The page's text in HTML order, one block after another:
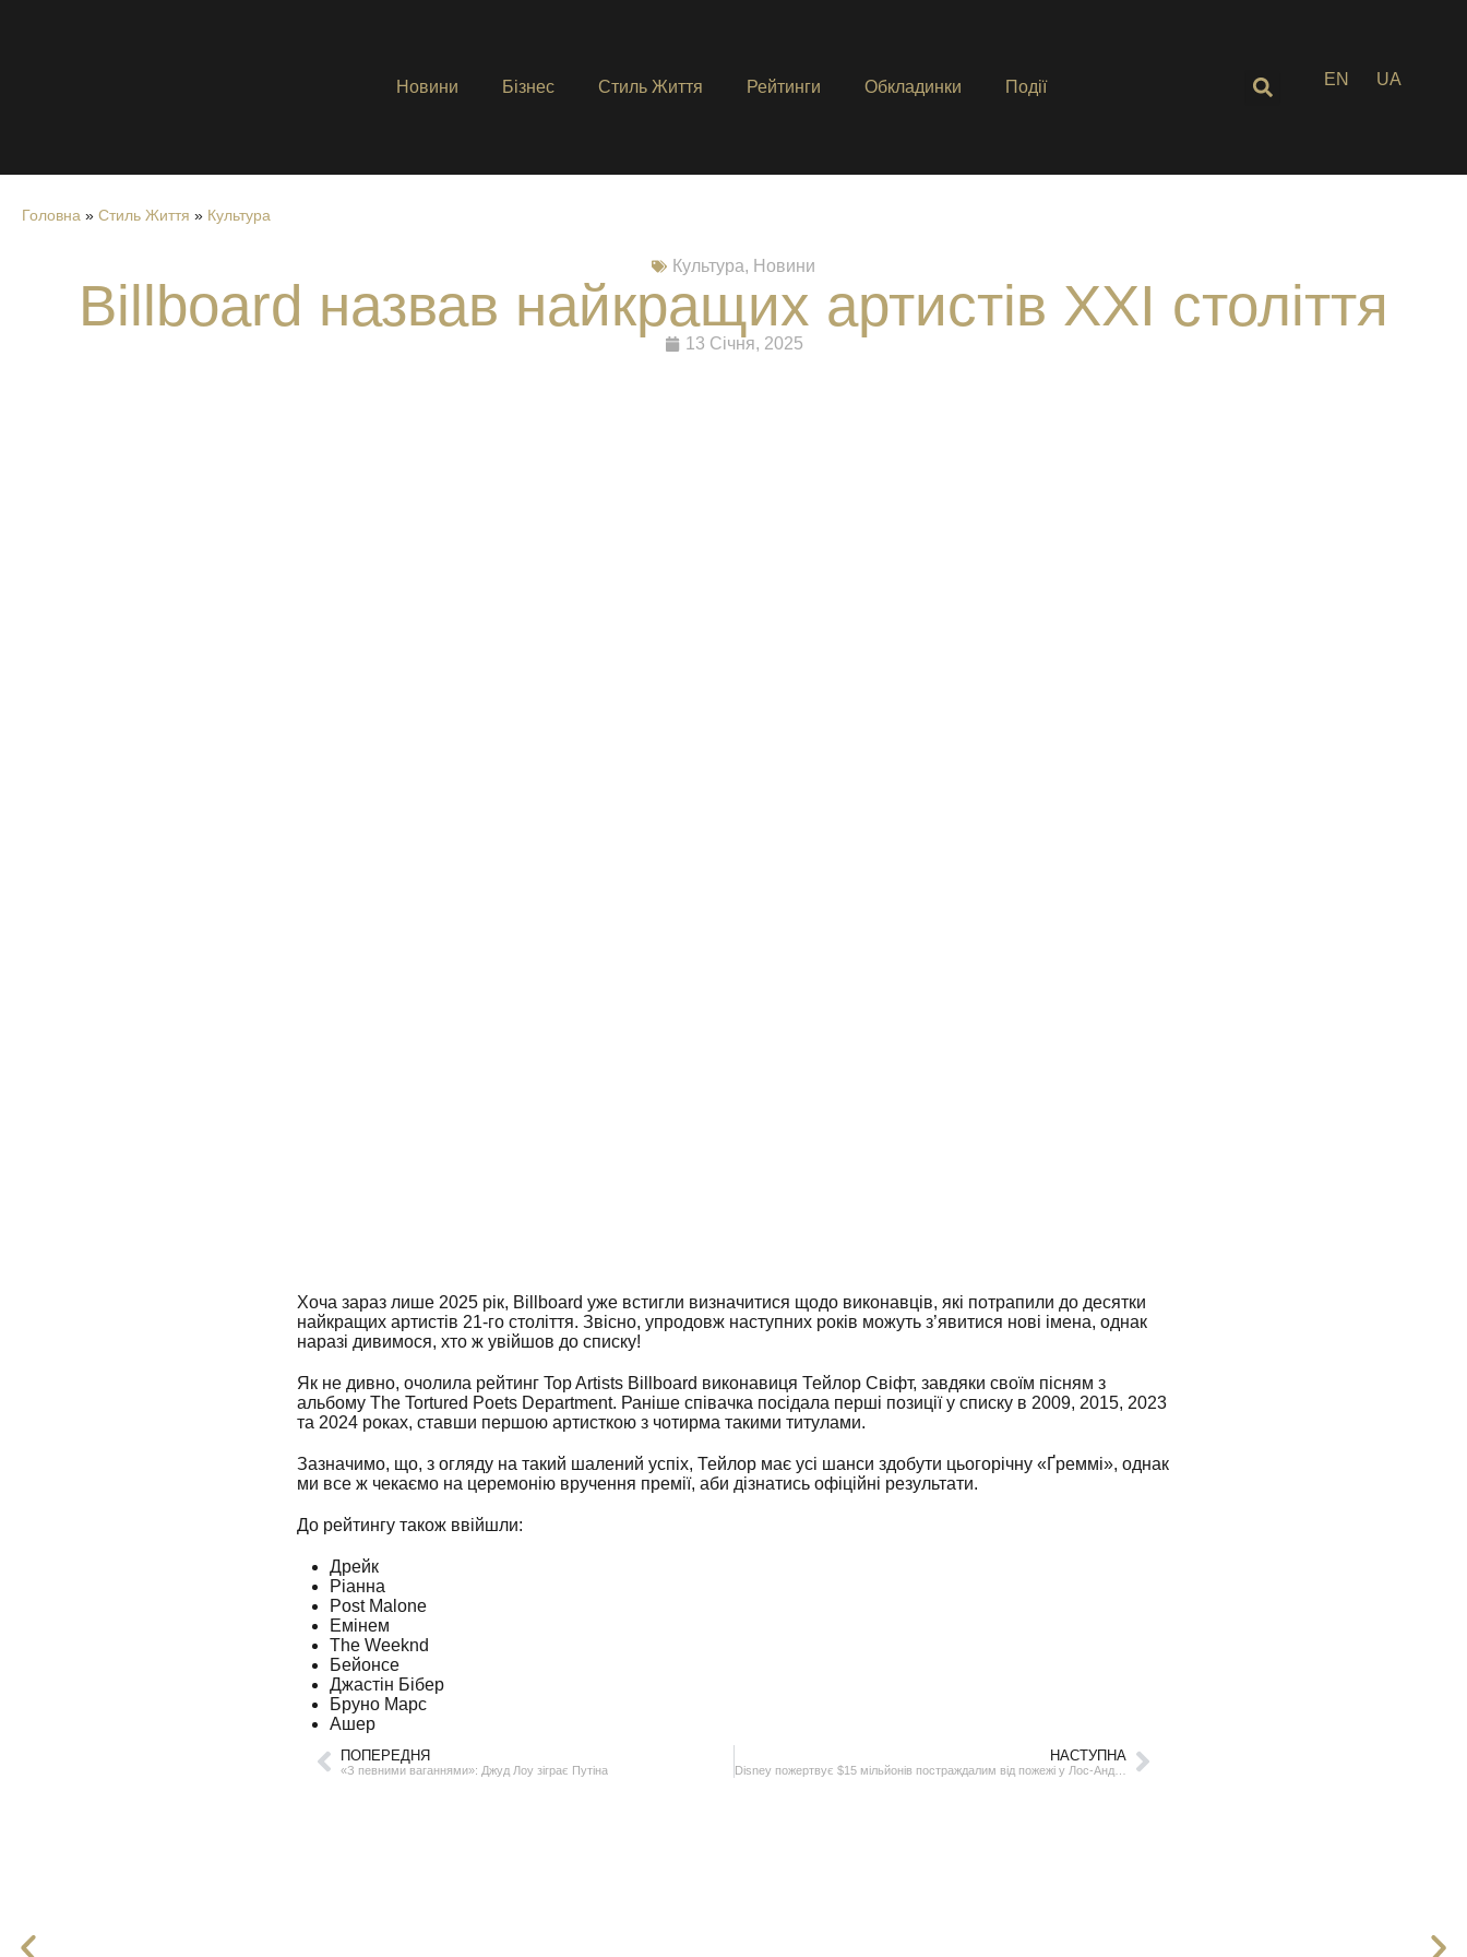
Новини Бізнес Стиль Життя Рейтинги Обкладинки Події EN UA
Головна » Стиль Життя » Культура
Культура, Новини
Billboard назвав найкращих артистів ХХІ століття
13 Січня, 2025
Хоча зараз лише 2025 рік, Billboard уже встигли визначитися щодо виконавців, які потрапили до десятки
найкращих артистів 21-го століття. Звісно, упродовж наступних років можуть з’явитися нові імена, однак
наразі дивимося, хто ж увійшов до списку!
Як не дивно, очолила рейтинг Top Artists Billboard виконавиця Тейлор Свіфт, завдяки своїм пісням з
альбому The Tortured Poets Department. Раніше співачка посідала перші позиції у списку в 2009, 2015, 2023
та 2024 роках, ставши першою артисткою з чотирма такими титулами.
Зазначимо, що, з огляду на такий шалений успіх, Тейлор має усі шанси здобути цьогорічну «Ґреммі», однак
ми все ж чекаємо на церемонію вручення премії, аби дізнатись офіційні результати.
До рейтингу також ввійшли:
Дрейк
Ріанна
Post Malone
Емінем
The Weeknd
Бейонсе
Джастін Бібер
Бруно Марс
Ашер
ПОПЕРЕДНЯ
«З певними ваганнями»: Джуд Лоу зіграє Путіна
НАСТУПНА
Disney пожертвує $15 мільйонів постраждалим від пожежі у Лос-Анджелесі